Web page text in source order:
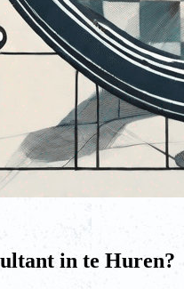
in te Huren?